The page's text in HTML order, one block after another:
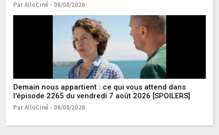
Par AlloCiné - 06/08/2026
Demain nous appartient : ce qui vous attend dans
l'épisode 2265 du vendredi 7 août 2026 [SPOILERS]
Par AlloCiné - 06/08/2026